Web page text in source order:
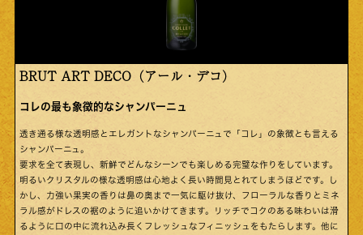
BRUT ART DECO（アール・デコ）
コレの最も象徴的なシャンパーニュ
透き通る様な透明感とエレガントなシャンパーニュで「コレ」の象徴とも言える
シャンパーニュ。
要求を全て表現し、新鮮でどんなシーンでも楽しめる完璧な作りをしています。
明るいクリスタルの様な透明感は心地よく長い時間見とれてしまうほどです。し
かし、力強い果実の香りは鼻の奥まで一気に駆け抜け、フローラルな香りとミネ
ラル感がドレスの裾のように追いかけてきます。リッチでコクのある味わいは滑
るように口の中に流れ込み長くフレッシュなフィニッシュをもたらします。他に